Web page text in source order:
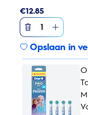
€12.85
1
Opslaan in